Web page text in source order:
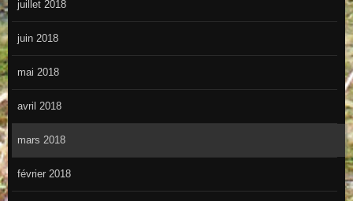
juillet 2018
juin 2018
mai 2018
avril 2018
mars 2018
février 2018